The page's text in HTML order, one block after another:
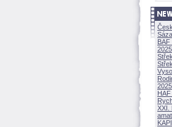
2025
2025
XXI.